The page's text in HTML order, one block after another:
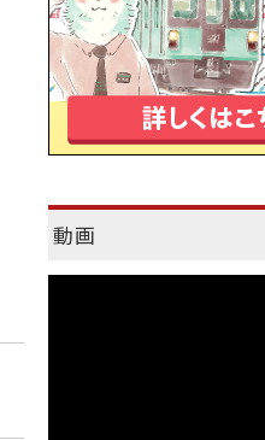
動画